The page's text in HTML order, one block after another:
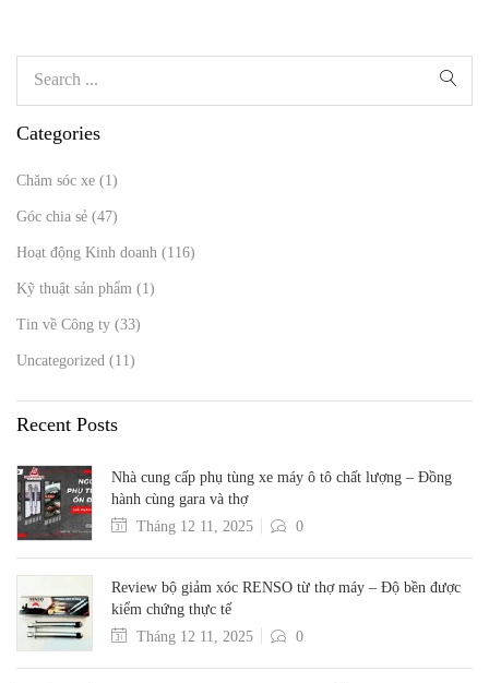
Categories
Chăm sóc xe (1)
Góc chia sẻ (47)
Hoạt động Kinh doanh (116)
Kỹ thuật sản phẩm (1)
Tin về Công ty (33)
Uncategorized (11)
Recent Posts
Nhà cung cấp phụ tùng xe máy ô tô chất lượng – Đồng
hành cùng gara và thợ
Tháng 12 11, 2025
0
Review bộ giảm xóc RENSO từ thợ máy – Độ bền được
kiểm chứng thực tế
Tháng 12 11, 2025
0